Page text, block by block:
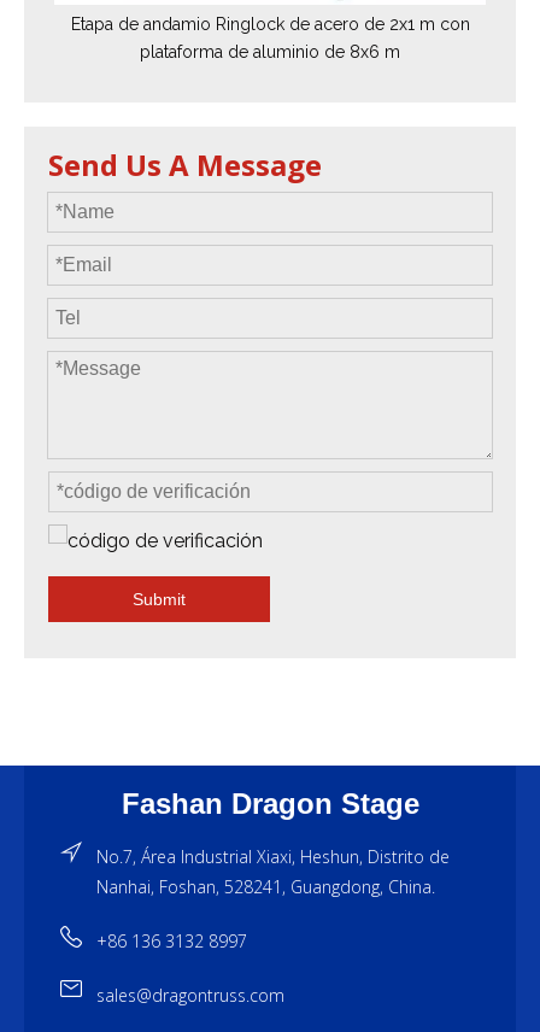
Etapa de andamio Ringlock de acero de 2x1 m con
plataforma de aluminio de 8x6 m
Send Us A Message
Submit
Fashan Dragon Stage
No.7, Área Industrial Xiaxi, Heshun, Distrito de
Nanhai, Foshan, 528241, Guangdong, China.
+86 136 3132 8997
sales@dragontruss.com